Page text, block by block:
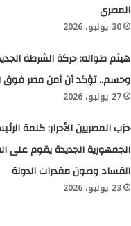
المصري
30 يوليو، 2026
هيثم طواله: حركة الشرطة
وحسم.. تؤكد أن أمن مصر فوق
27 يوليو، 2026
حزب المصريين الأحرار: كلمة
الجمهورية الجديدة يقوم على
الفساد وصون مقدرات الدولة
23 يوليو، 2026